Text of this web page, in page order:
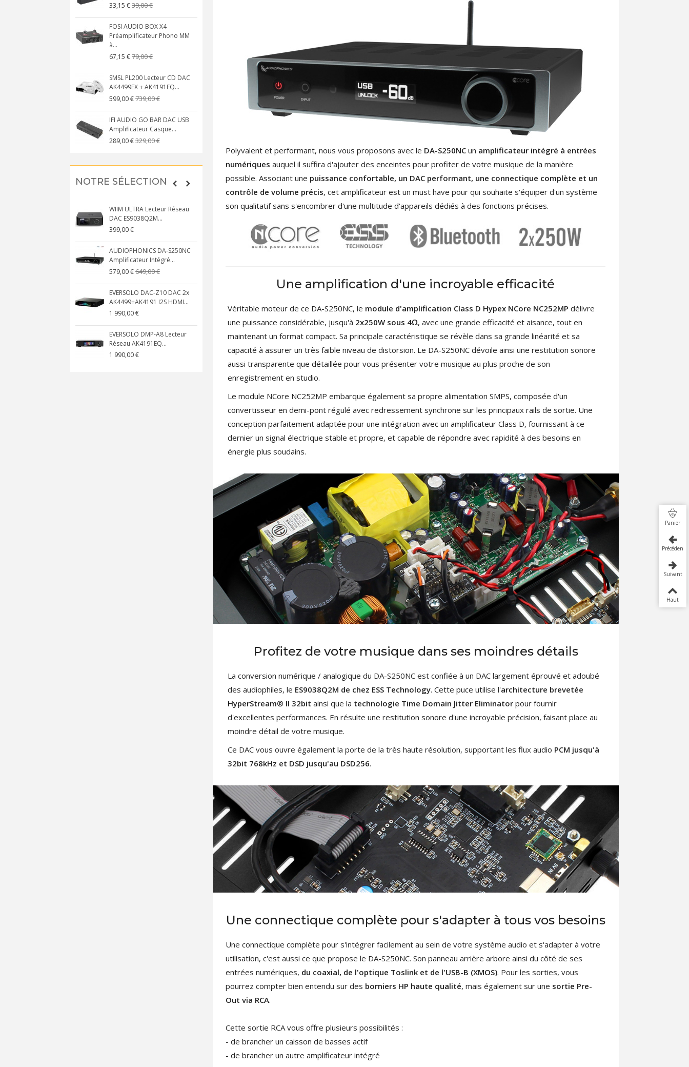
33,15 €39,00 €
FOSI AUDIO BOX X4
Préamplificateur Phono MM
à...
67,15 €79,00 €
SMSL PL200 Lecteur CD DAC
AK4499EX + AK4191EQ...
599,00 €739,00 €
IFI AUDIO GO BAR DAC USB
Amplificateur Casque...
289,00 €329,00 €
AUDIOPHONICS DA-S250NC
Amplificateur Intégré...
579,00 € 649,00 €
FOSI AUDIO CA30
Amplificateur 4 Voies pour...
NOTRE SÉLECTION
WIIM ULTRA Lecteur Réseau
DAC ES9038Q2M...
399,00 €
AUDIOPHONICS DA-S250NC
Amplificateur Intégré...
579,00 €649,00 €
EVERSOLO DAC-Z10 DAC 2x
AK4499+AK4191 I2S HDMI...
1 990,00 €
EVERSOLO DMP-A8 Lecteur
Réseau AK4191EQ...
1 990,00 €
AUDIOPHONICS DAW-S250NC
790,00 €
DAN CLARK AUDIO AEON 2
1 290,00 €
LUXSIN X9 DAC Amplificateur
1 099,00 €
Polyvalent et performant, nous vous proposons avec le DA-S250NC un amplificateur intégré à entrées
numériques auquel il suffira d'ajouter des enceintes pour profiter de votre musique de la manière
possible. Associant une puissance confortable, un DAC performant, une connectique complète et un
contrôle de volume précis, cet amplificateur est unmust have pour qui souhaite s'équiper d'un système
son qualitatif sans s'encombrer d'une multitude d'appareils dédiés à des fonctions précises.
Une amplification d'une incroyable efficacité
Véritable moteur de ce DA-S250NC, le module d'amplification Class D Hypex NCore NC252MP délivre
une puissance considérable, jusqu'à 2x250W sous 4Ω, avec une grande efficacité et aisance, tout en
maintenant un format compact. Sa principale caractéristique se révèle dans sa grande linéarité et sa
capacité à assurer un très faible niveau de distorsion. Le DA-S250NC dévoile ainsi une restitution sonore
aussi transparente que détaillée pour vous présenter votre musique au plus proche de son
enregistrement en studio.
Le module NCore NC252MP embarque également sa propre alimentation SMPS, composée d'un
convertisseur en demi-pont régulé avec redressement synchrone sur les principaux rails de sortie. Une
conception parfaitement adaptée pour une intégration avec un amplificateur Class D, fournissant à ce
dernier un signal électrique stable et propre, et capable de répondre avec rapidité à des besoins en
énergie plus soudains.
Profitez de votre musique dans ses moindres détails
La conversion numérique / analogique du DA-S250NC est confiée à un DAC largement éprouvé et adoubé
des audiophiles, le ES9038Q2M de chez ESS Technology. Cette puce utilise l'architecture brevetée
HyperStream® II 32bit ainsi que la technologie Time Domain Jitter Eliminator pour fournir
d'excellentes performances. En résulte une restitution sonore d'une incroyable précision, faisant place au
moindre détail de votre musique.
Ce DAC vous ouvre également la porte de la très haute résolution, supportant les flux audio PCM jusqu'à
32bit 768kHz et DSD jusqu'au DSD256.
Une connectique complète pour s'adapter à tous vos besoins
Une connectique complète pour s'intégrer facilement au sein de votre système audio et s'adapter à votre
utilisation, c'est aussi ce que propose le DA-S250NC. Son panneau arrière arbore ainsi du côté de ses
entrées numériques, du coaxial, de l'optique Toslink et de l'USB-B (XMOS). Pour les sorties, vous
pourrez compter bien entendu sur des borniers HP haute qualité, mais également sur une sortie Pre-
Out via RCA.
Cette sortie RCA vous offre plusieurs possibilités :
- de brancher un caisson de basses actif
- de brancher un autre amplificateur intégré
Panier
Précédent
Suivant
Haut